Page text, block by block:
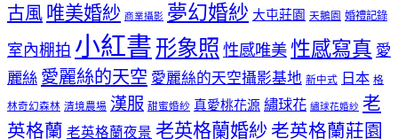
古風 唯美婚紗 商業攝影 夢幻婚紗 大屯莊園 天鵝園 婚禮記錄
室內棚拍 小紅書 形象照 性感唯美 性感寫真 愛
麗絲 愛麗絲的天空 愛麗絲的天空攝影基地 新中式 日本 格
林奇幻森林 清境農場 漢服 甜蜜婚紗 真愛桃花源 繡球花 繡球花婚紗 老
英格蘭 老英格蘭夜景 老英格蘭婚紗 老英格蘭莊園